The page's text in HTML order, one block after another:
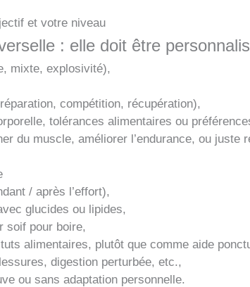
et votre niveau
: elle doit être
mixte, explosivité),
compétition, récupération),
tolérances alimentaires ou
du muscle, améliorer l’endurance, ou juste
/ après l’effort),
glucides ou lipides,
soif pour boire,
alimentaires, plutôt que comme aide
digestion perturbée, etc.,
ou sans adaptation personnelle.